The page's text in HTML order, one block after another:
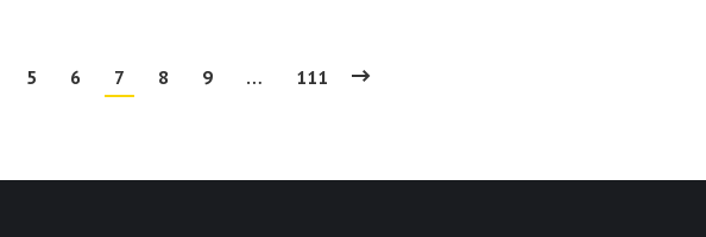
5 6 7 8 9 … 111